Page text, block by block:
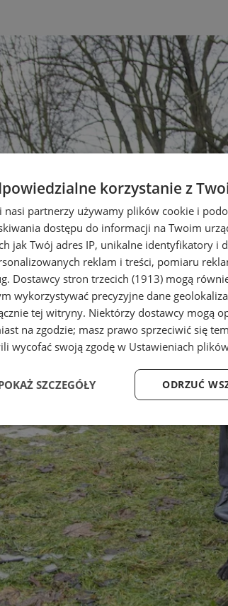
korzystanie z
nasi partnerzy używamy plików cookie i
dostępu do informacji na Twoim
jak Twój adres IP, unikalne identyfikatory i
reklam i treści, pomiaru
Dostawcy stron trzecich (1913) mogą
wykorzystywać precyzyjne dane
tej witryny. Niektórzy dostawcy mogą
na zgodzie; masz prawo sprzeciwić się
wycofać swoją zgodę w Ustawieniach
ODRZUĆ
SZCZEGÓŁY
Niezbędne Wydajność
Niezbędne Wydajność Targetowanie
pliki cookie umożliwiają korzystanie z
kontem. Bez niezbędnych plików cookie nie można
Provider/
Domena
Okres